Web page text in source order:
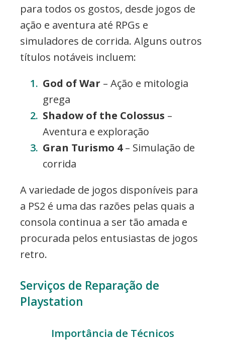
para todos os gostos, desde jogos de
ação e aventura até RPGs e
simuladores de corrida. Alguns outros
títulos notáveis incluem:
God of War – Ação e mitologia
grega
Shadow of the Colossus –
Aventura e exploração
Gran Turismo 4– Simulação de
corrida
A variedade de jogos disponíveis para
a PS2 é uma das razões pelas quais a
consola continua a ser tão amada e
procurada pelos entusiastas de jogos
retro.
Serviços de Reparação de
Playstation
Importância de Técnicos